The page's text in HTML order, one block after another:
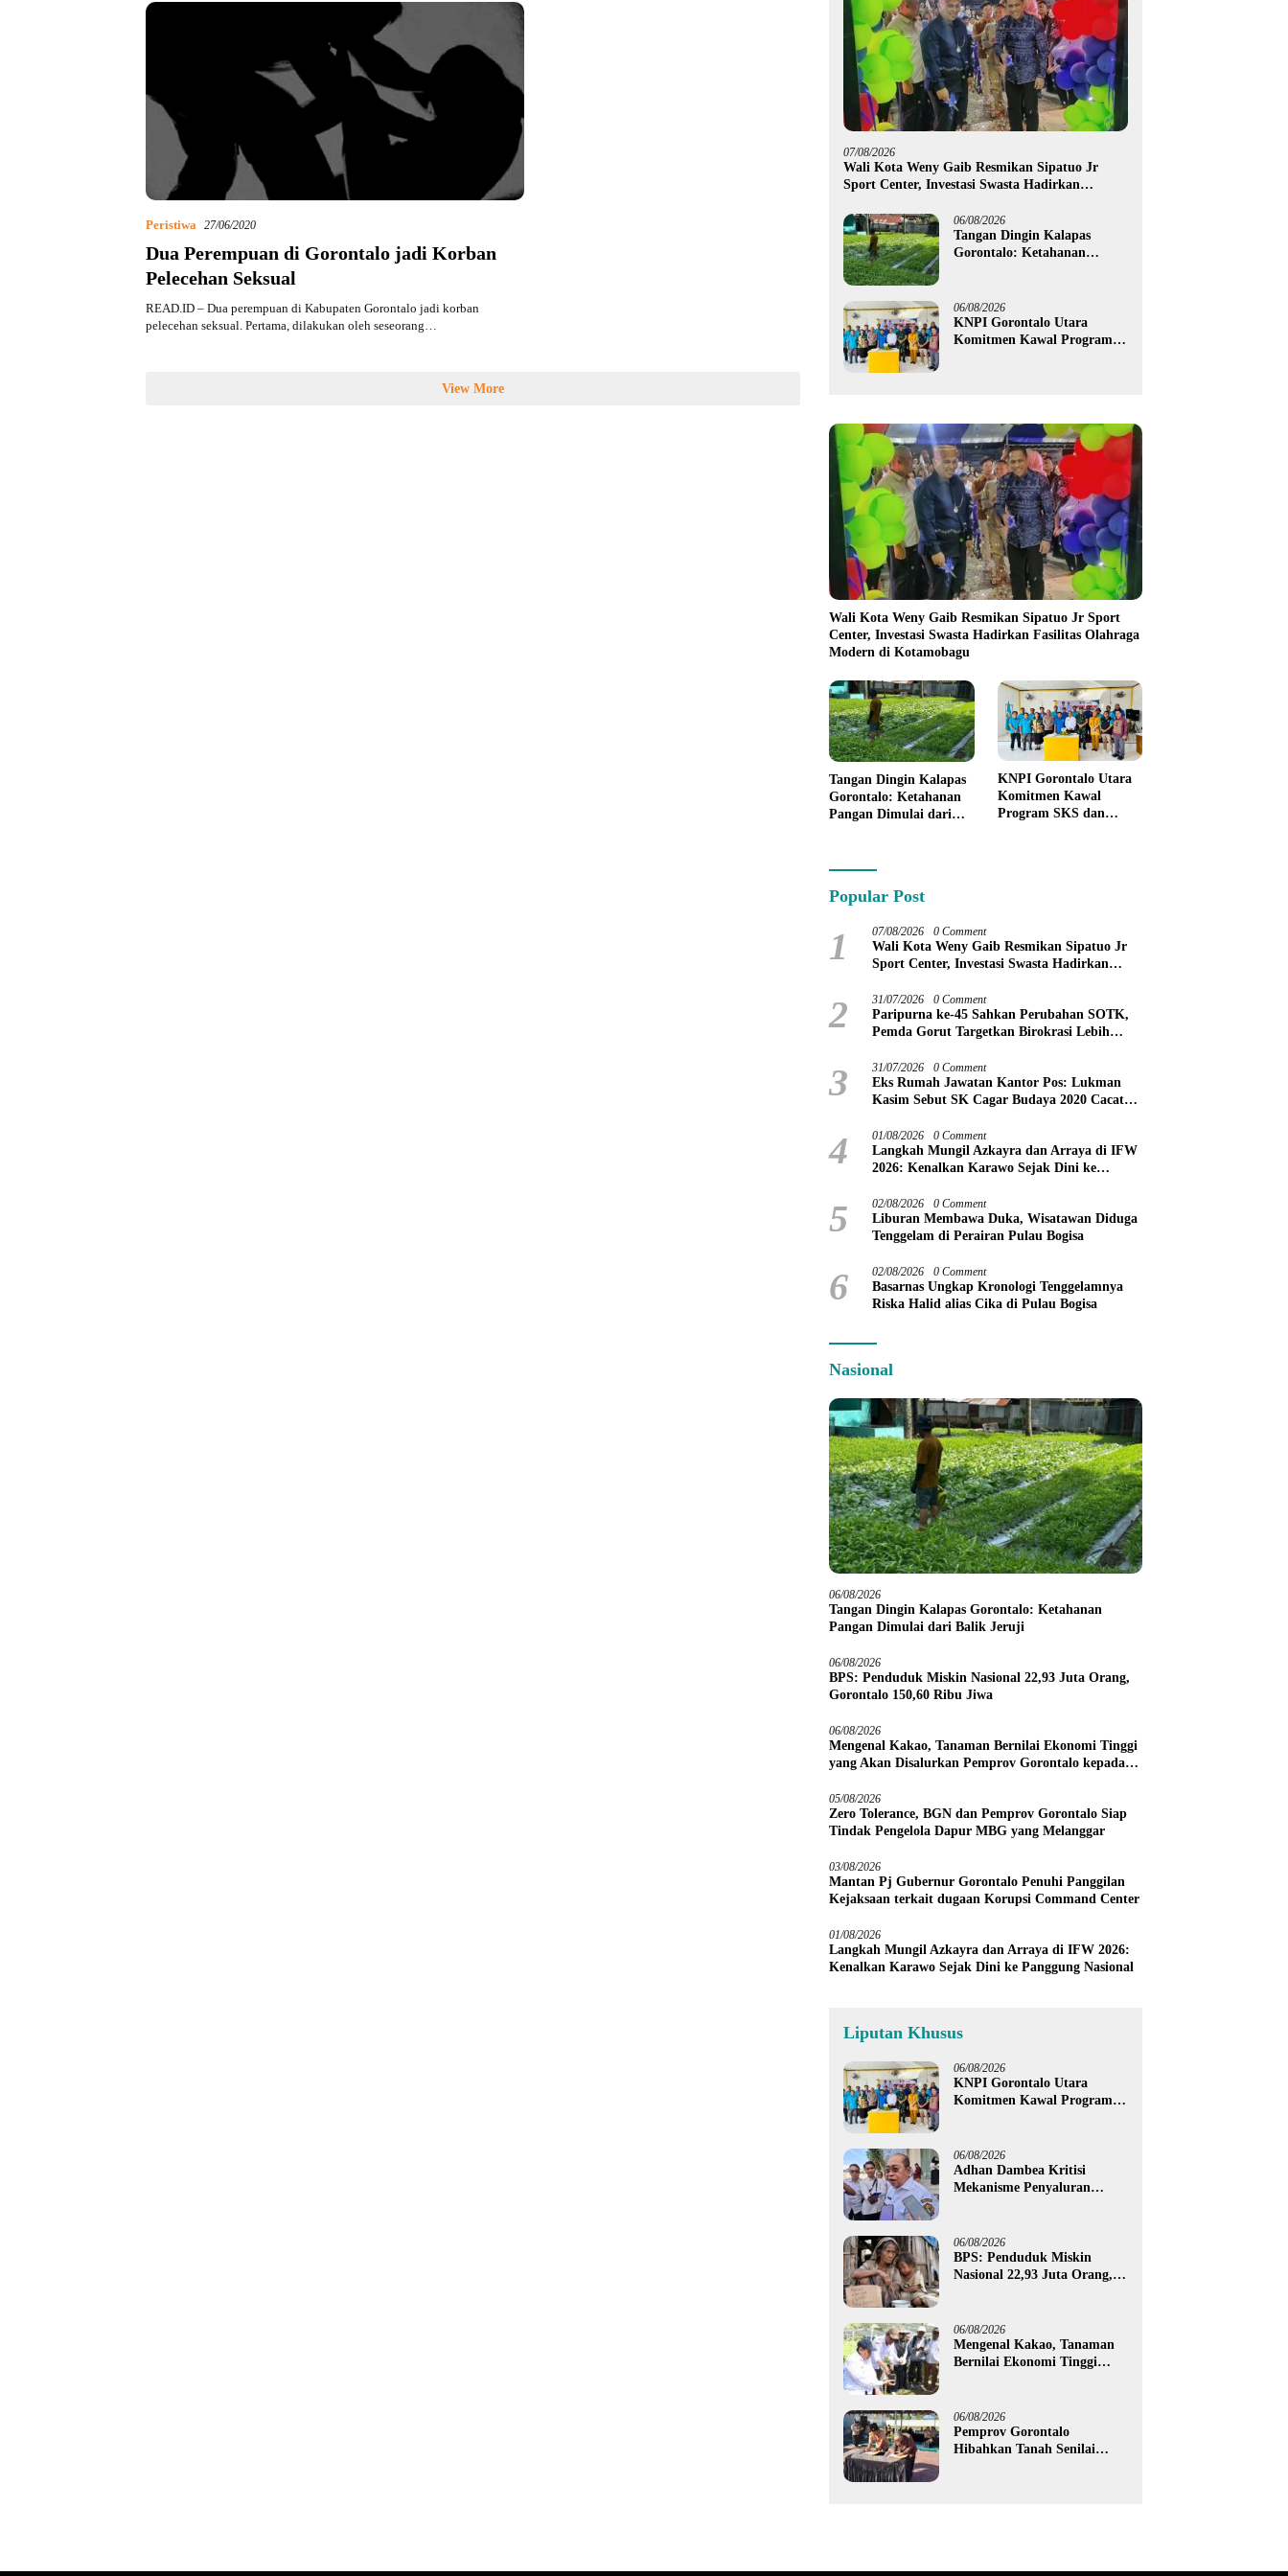
Peristiwa 27/06/2020
Dua Perempuan di Gorontalo jadi Korban
Pelecehan Seksual
READ.ID – Dua perempuan di Kabupaten Gorontalo jadi korban
pelecehan seksual. Pertama, dilakukan oleh seseorang…
View More
07/08/2026
Wali Kota Weny Gaib Resmikan Sipatuo Jr
Sport Center, Investasi Swasta Hadirkan
06/08/2026
Tangan Dingin Kalapas
Gorontalo: Ketahanan
06/08/2026
KNPI Gorontalo Utara
Komitmen Kawal Program
Wali Kota Weny Gaib Resmikan Sipatuo Jr Sport
Center, Investasi Swasta Hadirkan Fasilitas Olahraga
Modern di Kotamobagu
Tangan Dingin Kalapas
Gorontalo: Ketahanan
Pangan Dimulai dari
KNPI Gorontalo Utara
Komitmen Kawal
Program SKS dan
Popular Post
1 07/08/2026 0 Comment
Wali Kota Weny Gaib Resmikan Sipatuo Jr
Sport Center, Investasi Swasta Hadirkan
2 31/07/2026 0 Comment
Paripurna ke-45 Sahkan Perubahan SOTK,
Pemda Gorut Targetkan Birokrasi Lebih
3 31/07/2026 0 Comment
Eks Rumah Jawatan Kantor Pos: Lukman
Kasim Sebut SK Cagar Budaya 2020 Cacat
4 01/08/2026 0 Comment
Langkah Mungil Azkayra dan Arraya di IFW
2026: Kenalkan Karawo Sejak Dini ke
5 02/08/2026 0 Comment
Liburan Membawa Duka, Wisatawan Diduga
Tenggelam di Perairan Pulau Bogisa
6 02/08/2026 0 Comment
Basarnas Ungkap Kronologi Tenggelamnya
Riska Halid alias Cika di Pulau Bogisa
Nasional
06/08/2026
Tangan Dingin Kalapas Gorontalo: Ketahanan
Pangan Dimulai dari Balik Jeruji
06/08/2026
BPS: Penduduk Miskin Nasional 22,93 Juta Orang,
Gorontalo 150,60 Ribu Jiwa
06/08/2026
Mengenal Kakao, Tanaman Bernilai Ekonomi Tinggi
yang Akan Disalurkan Pemprov Gorontalo kepada
05/08/2026
Zero Tolerance, BGN dan Pemprov Gorontalo Siap
Tindak Pengelola Dapur MBG yang Melanggar
03/08/2026
Mantan Pj Gubernur Gorontalo Penuhi Panggilan
Kejaksaan terkait dugaan Korupsi Command Center
01/08/2026
Langkah Mungil Azkayra dan Arraya di IFW 2026:
Kenalkan Karawo Sejak Dini ke Panggung Nasional
Liputan Khusus
06/08/2026
KNPI Gorontalo Utara
Komitmen Kawal Program
06/08/2026
Adhan Dambea Kritisi
Mekanisme Penyaluran
06/08/2026
BPS: Penduduk Miskin
Nasional 22,93 Juta Orang,
06/08/2026
Mengenal Kakao, Tanaman
Bernilai Ekonomi Tinggi
Petani Boalemo
06/08/2026
Pemprov Gorontalo
Hibahkan Tanah Senilai